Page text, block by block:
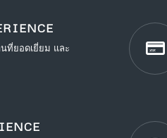
ที่ยอดเยี่ยม และ